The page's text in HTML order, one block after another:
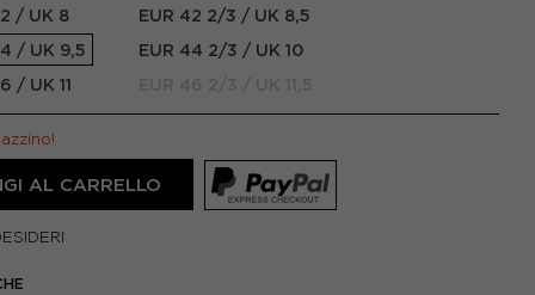
/ UK 8
EUR 42 2/3 / UK 8,5
/ UK 9,5
EUR 44 2/3 / UK 10
/ UK 11
AL CARRELLO